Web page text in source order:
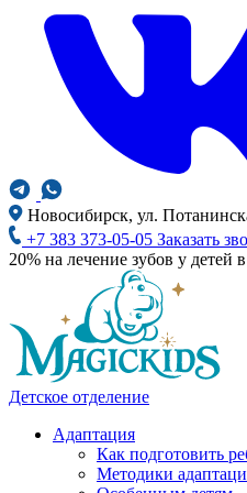
Новосибирск, ул.
+7 383 373-05-05 Заказать
20% на лечение зубов у детей
Детское отделение
Адаптация
Как подготовить
Методики